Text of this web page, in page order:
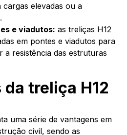
elevadas ou a
e viadutos: as treliças H12
em pontes e viadutos para
a resistência das estruturas
treliça H12
uma série de vantagens em
civil, sendo as